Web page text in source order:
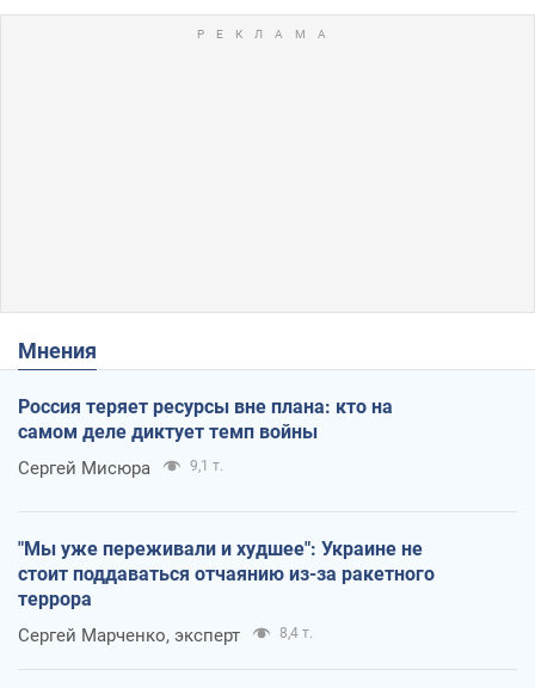
Мнения
Россия теряет ресурсы вне плана: кто на
самом деле диктует темп войны
Сергей Мисюра 9,1 т.
"Мы уже переживали и худшее": Украине не
стоит поддаваться отчаянию из-за ракетного
террора
Сергей Марченко, эксперт 8,4 т.